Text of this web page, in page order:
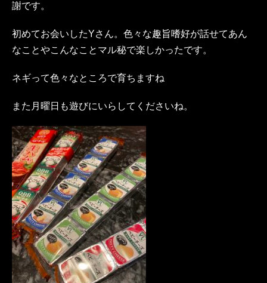
謝です。
初めてお会いしたYさん。色々な趣旨嗜好が話せてあん
なことやこんなことマル秘で楽しかったです。
ネギって色々なところで育ちますね
また月曜日も遊びにいらしてくださいね。